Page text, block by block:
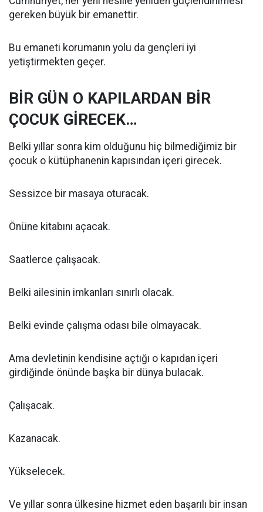
gereken büyük bir emanettir.
Bu emaneti korumanın yolu da gençleri iyi
yetiştirmekten geçer.
BİR GÜN O KAPILARDAN BİR
ÇOCUK GİRECEK…
Belki yıllar sonra kim olduğunu hiç bilmediğimiz bir
çocuk o kütüphanenin kapısından içeri girecek.
Sessizce bir masaya oturacak.
Önüne kitabını açacak.
Saatlerce çalışacak.
Belki ailesinin imkanları sınırlı olacak.
Belki evinde çalışma odası bile olmayacak.
Ama devletinin kendisine açtığı o kapıdan içeri
girdiğinde önünde başka bir dünya bulacak.
Çalışacak.
Kazanacak.
Yükselecek.
Ve yıllar sonra ülkesine hizmet eden başarılı bir insan